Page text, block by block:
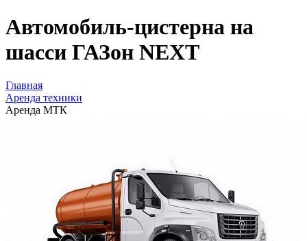
Автомобиль-цистерна на
шасси ГАЗон NEXT
Главная
Аренда техники
Аренда МТК